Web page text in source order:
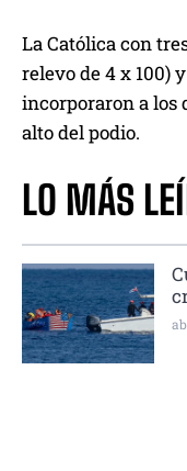
La Católica con
relevo de 4 x 100)
incorporaron a los
alto del podio.
LO MÁS